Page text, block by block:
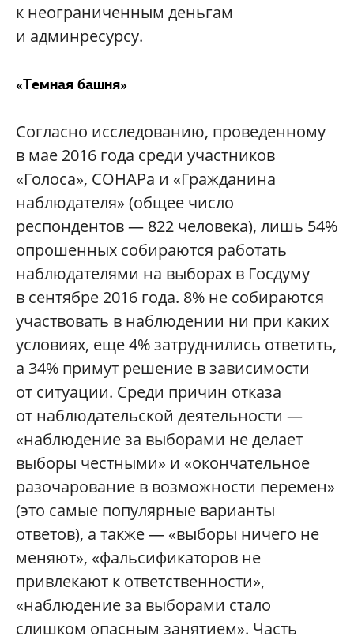
к неограниченным деньгам
и админресурсу.
«Темная башня»
Согласно исследованию, проведенному
в мае 2016 года среди участников
«Голоса», СОНАРа и «Гражданина
наблюдателя» (общее число
респондентов — 822 человека), лишь 54%
опрошенных собираются работать
наблюдателями на выборах в Госдуму
в сентябре 2016 года. 8% не собираются
участвовать в наблюдении ни при каких
условиях, еще 4% затруднились ответить,
а 34% примут решение в зависимости
от ситуации. Среди причин отказа
от наблюдательской деятельности —
«наблюдение за выборами не делает
выборы честными» и «окончательное
разочарование в возможности перемен»
(это самые популярные варианты
ответов), а также — «выборы ничего не
меняют», «фальсификаторов не
привлекают к ответственности»,
«наблюдение за выборами стало
слишком опасным занятием». Часть